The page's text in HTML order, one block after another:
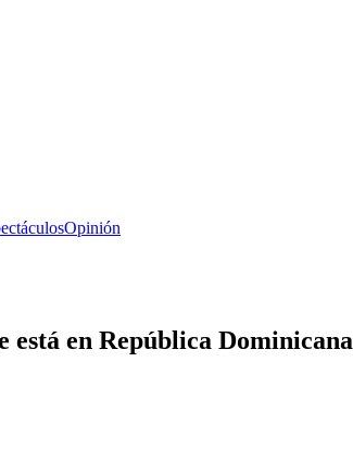
Opinión
está en República Dominicana